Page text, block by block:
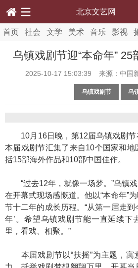
北京文艺网
首页 社会 文学 美术 音乐 影视
乌镇戏剧节迎“本命年”
2025-10-17 15:03:39 来源：中
乌镇戏剧节 乌
10月16日晚，第12届乌镇戏剧节
本届戏剧节汇集了来自10个国家和
括15部海外作品和10部中国佳作。
“过去12年，就像一场梦。”乌镇戏
在开幕式现场感慨道。他以“本命年”
节十二年的成长历程。“从第一届走到
年’。希望乌镇戏剧节能一直延续下
里，看戏、相聚。”
本届戏剧节以“扶摇”为主题，寓